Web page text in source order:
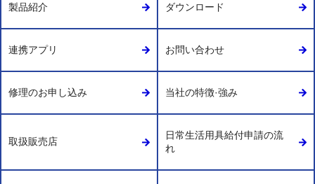
製品紹介 ダウンロード
連携アプリ お問い合わせ
修理のお申し込み 当社の特徴·強み
取扱販売店
日常生活用具給付申請の流
れ